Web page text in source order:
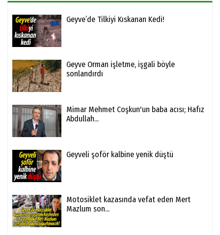
Geyve’de Tilkiyi Kıskanan Kedi!
Geyve Orman işletme, işgali böyle
sonlandırdı
Mimar Mehmet Coşkun'un baba acısı; Hafız
Abdullah...
Geyveli şoför kalbine yenik düştü
Motosiklet kazasında vefat eden Mert
Mazlum son...